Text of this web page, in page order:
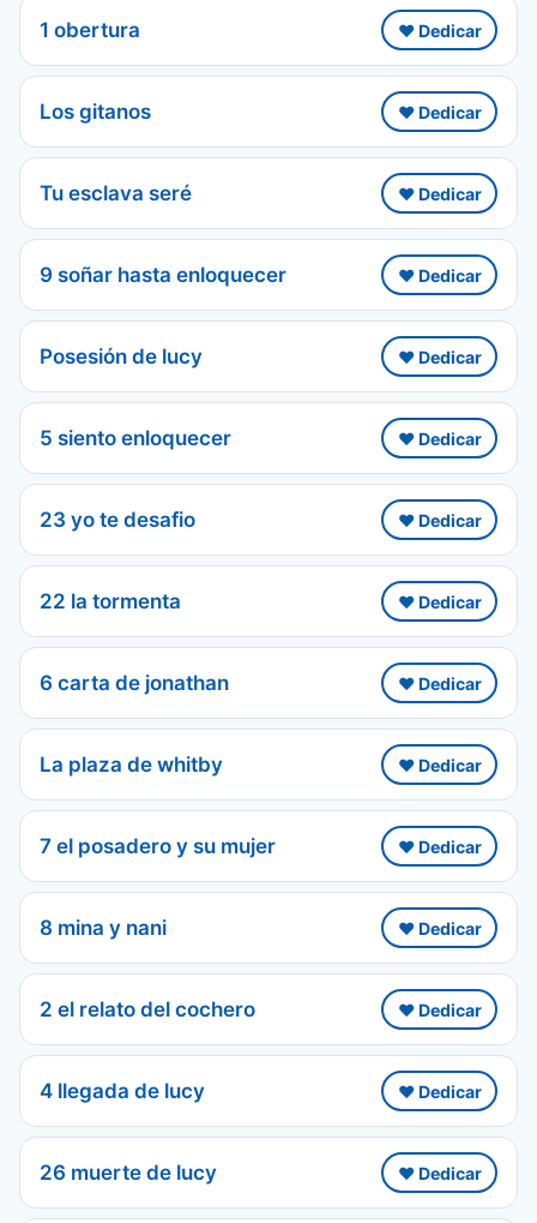
1 obertura ❤️ Dedicar
Los gitanos ❤️ Dedicar
Tu esclava seré ❤️ Dedicar
9 soñar hasta enloquecer ❤️ Dedicar
Posesión de lucy ❤️ Dedicar
5 siento enloquecer ❤️ Dedicar
23 yo te desafio ❤️ Dedicar
22 la tormenta ❤️ Dedicar
6 carta de jonathan ❤️ Dedicar
La plaza de whitby ❤️ Dedicar
7 el posadero y su mujer ❤️ Dedicar
8 mina y nani ❤️ Dedicar
2 el relato del cochero ❤️ Dedicar
4 llegada de lucy ❤️ Dedicar
26 muerte de lucy ❤️ Dedicar